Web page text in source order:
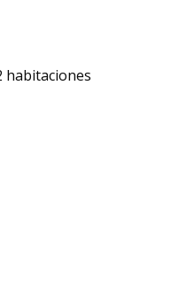
habitaciones